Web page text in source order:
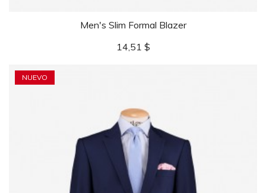
Men's Slim Formal Blazer
Precio
14,51 $
NUEVO